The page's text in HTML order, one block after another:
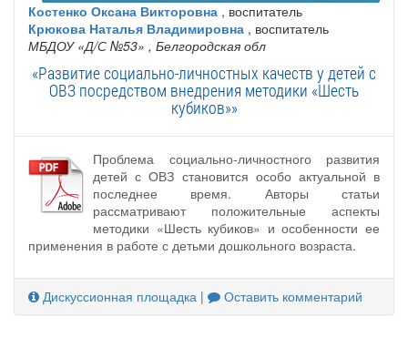
Костенко Оксана Викторовна , воспитатель
Крюкова Наталья Владимировна , воспитатель
МБДОУ «Д/С №53» , Белгородская обл
«Развитие социально-личностных качеств у детей с
ОВЗ посредством внедрения методики «Шесть
кубиков»»
Проблема социально-личностного развития
детей с ОВЗ становится особо актуальной в
последнее время. Авторы статьи
рассматривают положительные аспекты
методики «Шесть кубиков» и особенности ее
применения в работе с детьми дошкольного возраста.
Дискуссионная площадка | Оставить комментарий